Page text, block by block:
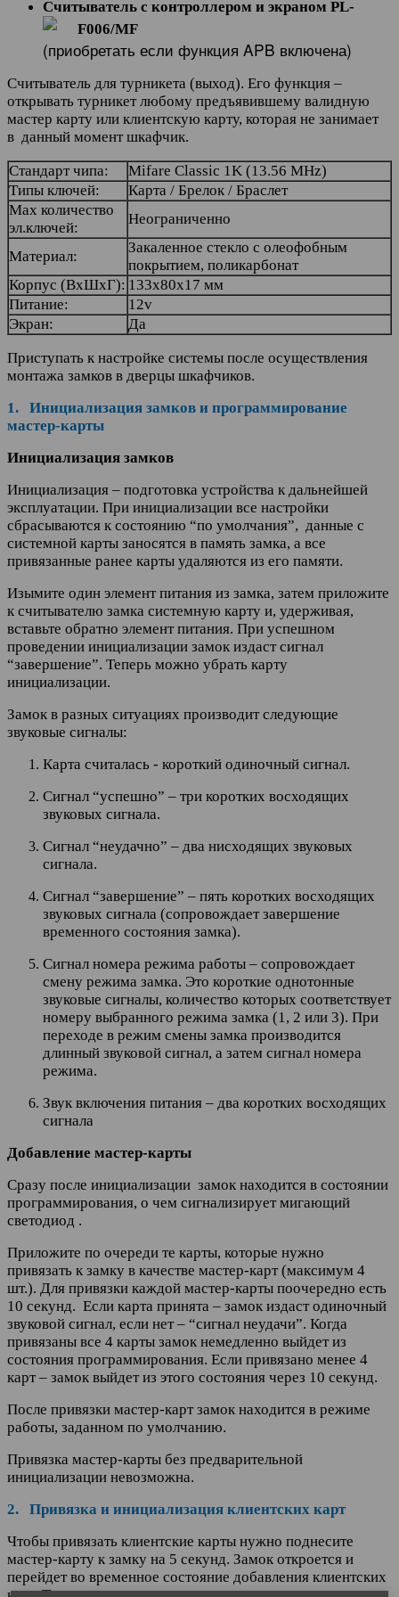
Считыватель с контроллером и экраном PL-
F006/MF
(приобретать если функция APB включена)
Считыватель для турникета (выход). Его функция –
открывать турникет любому предъявившему валидную
мастер карту или клиентскую карту, которая не занимает
в данный момент шкафчик.
Стандарт чипа:
Mifare Classic 1K (13.56 MHz)
Типы ключей:
Карта / Брелок / Браслет
Max количество
эл.ключей:
Неограниченно
Материал:
Закаленное стекло с олеофобным
покрытием, поликарбонат
Корпус (ВхШхГ): 133х80х17 мм
Питание:
12v
Экран:
Да
Приступать к настройке системы после осуществления
монтажа замков в дверцы шкафчиков.
1. Инициализация замков и программирование
мастер-карты
Инициализация замков
Инициализация – подготовка устройства к дальнейшей
эксплуатации. При инициализации все настройки
сбрасываются к состоянию “по умолчания”, данные с
системной карты заносятся в память замка, а все
привязанные ранее карты удаляются из его памяти.
Изымите один элемент питания из замка, затем приложите
к считывателю замка системную карту и, удерживая,
вставьте обратно элемент питания. При успешном
проведении инициализации замок издаст сигнал
“завершение”. Теперь можно убрать карту
инициализации.
Замок в разных ситуациях производит следующие
звуковые сигналы:
Карта считалась - короткий одиночный сигнал.
Сигнал “успешно” – три коротких восходящих
звуковых сигнала.
Сигнал “неудачно” – два нисходящих звуковых
сигнала.
Сигнал “завершение” – пять коротких восходящих
звуковых сигнала (сопровождает завершение
временного состояния замка).
Сигнал номера режима работы – сопровождает
смену режима замка. Это короткие однотонные
звуковые сигналы, количество которых соответствует
номеру выбранного режима замка (1, 2 или 3). При
переходе в режим смены замка производится
длинный звуковой сигнал, а затем сигнал номера
режима.
Звук включения питания – два коротких восходящих
сигнала
Добавление мастер-карты
Сразу после инициализации замок находится в состоянии
программирования, о чем сигнализирует мигающий
светодиод .
Приложите по очереди те карты, которые нужно
привязать к замку в качестве мастер-карт (максимум 4
шт.). Для привязки каждой мастер-карты поочередно есть
10 секунд. Если карта принята – замок издаст одиночный
звуковой сигнал, если нет – “сигнал неудачи”. Когда
привязаны все 4 карты замок немедленно выйдет из
состояния программирования. Если привязано менее 4
карт – замок выйдет из этого состояния через 10 секунд.
После привязки мастер-карт замок находится в режиме
работы, заданном по умолчанию.
Привязка мастер-карты без предварительной
инициализации невозможна.
2. Привязка и инициализация клиентских карт
Чтобы привязать клиентские карты нужно поднесите
мастер-карту к замку на 5 секунд. Замок откроется и
перейдет во временное состояние добавления клиентских